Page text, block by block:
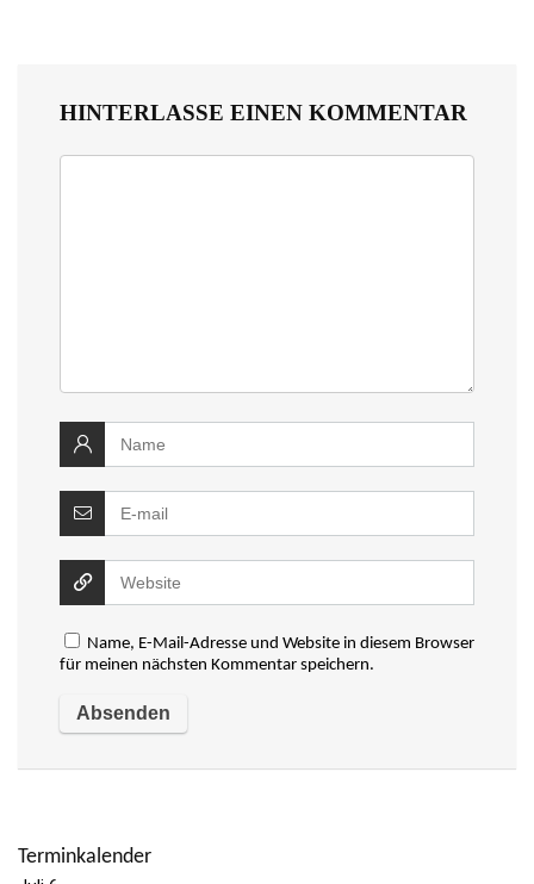
HINTERLASSE EINEN KOMMENTAR
Name, E-Mail-Adresse und Website in diesem Browser
für meinen nächsten Kommentar speichern.
Terminkalender